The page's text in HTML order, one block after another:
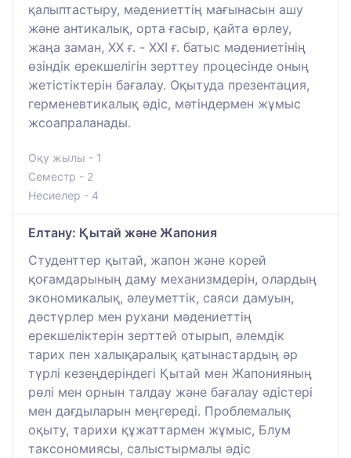
қалыптастыру, мәдениеттің мағынасын ашу
және антикалық, орта ғасыр, қайта өрлеу,
жаңа заман, ХХ ғ. - XXI ғ. батыс мәдениетінің
өзіндік ерекшелігін зерттеу процесінде оның
жетістіктерін бағалау. Оқытуда презентация,
герменевтикалық әдіс, мәтіндермен жұмыс
жсоапраланады.
Оқу жылы - 1
Семестр - 2
Несиелер - 4
Елтану: Қытай және Жапония
Студенттер қытай, жапон және корей
қоғамдарының даму механизмдерін, олардың
экономикалық, әлеуметтік, саяси дамуын,
дәстүрлер мен рухани мәдениеттің
ерекшеліктерін зерттей отырып, әлемдік
тарих пен халықаралық қатынастардың әр
түрлі кезеңдеріндегі Қытай мен Жапонияның
рөлі мен орнын талдау және бағалау әдістері
мен дағдыларын меңгереді. Проблемалық
оқыту, тарихи құжаттармен жұмыс, Блум
таксономиясы, салыстырмалы әдіс